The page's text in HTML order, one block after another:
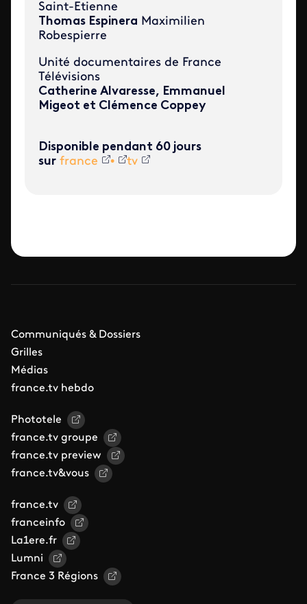
Saint-Etienne
Thomas Espinera Maximilien
Robespierre
Unité documentaires de France
Télévisions
Catherine Alvaresse, Emmanuel
Migeot et Clémence Coppey
Disponible pendant 60 jours
sur france • tv
Communiqués & Dossiers
Grilles
Médias
france.tv hebdo
Phototele
france.tv groupe
france.tv preview
france.tv&vous
france.tv
franceinfo
La1ere.fr
Lumni
France 3 Régions